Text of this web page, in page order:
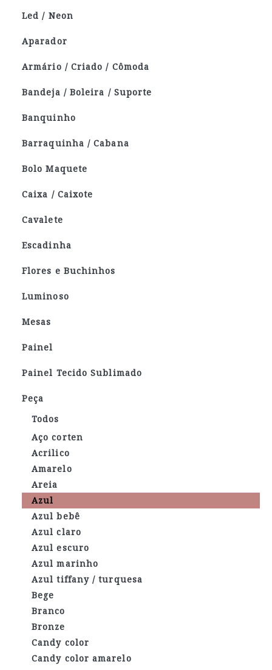
Led / Neon
Aparador
Armário / Criado / Cômoda
Bandeja / Boleira / Suporte
Banquinho
Barraquinha / Cabana
Bolo Maquete
Caixa / Caixote
Cavalete
Escadinha
Flores e Buchinhos
Luminoso
Mesas
Painel
Painel Tecido Sublimado
Peça
Todos
Aço corten
Acrilico
Amarelo
Areia
Azul
Azul bebê
Azul claro
Azul escuro
Azul marinho
Azul tiffany / turquesa
Bege
Branco
Bronze
Candy color
Candy color amarelo